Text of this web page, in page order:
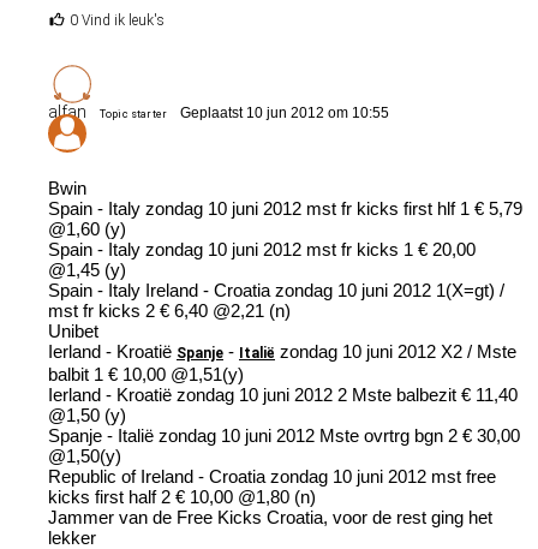
0 Vind ik leuk's
alfan Topic starter Geplaatst 10 jun 2012 om 10:55
Bwin
Spain - Italy zondag 10 juni 2012 mst fr kicks first hlf 1 € 5,79
@1,60 (y)
Spain - Italy zondag 10 juni 2012 mst fr kicks 1 € 20,00
@1,45 (y)
Spain - Italy Ireland - Croatia zondag 10 juni 2012 1(X=gt) /
mst fr kicks 2 € 6,40 @2,21 (n)
Unibet
Ierland - Kroatië Spanje - Italië zondag 10 juni 2012 X2 / Mste
balbit 1 € 10,00 @1,51(y)
Ierland - Kroatië zondag 10 juni 2012 2 Mste balbezit € 11,40
@1,50 (y)
Spanje - Italië zondag 10 juni 2012 Mste ovrtrg bgn 2 € 30,00
@1,50(y)
Republic of Ireland - Croatia zondag 10 juni 2012 mst free
kicks first half 2 € 10,00 @1,80 (n)
Jammer van de Free Kicks Croatia, voor de rest ging het
lekker